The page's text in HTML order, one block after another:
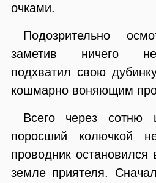
очками.
Подозрительно
заметив ничего
подхватил свою
кошмарно воняющим
Всего через сотню
поросший колючкой
проводник остановился
земле приятеля.